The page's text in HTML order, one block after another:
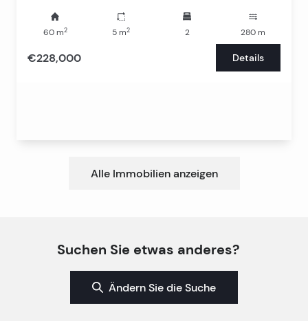
60m2 5 m2 2 280 m
€228,000 Details
Alle Immobilien anzeigen
Suchen Sie etwas anderes?
Ändern Sie die Suche